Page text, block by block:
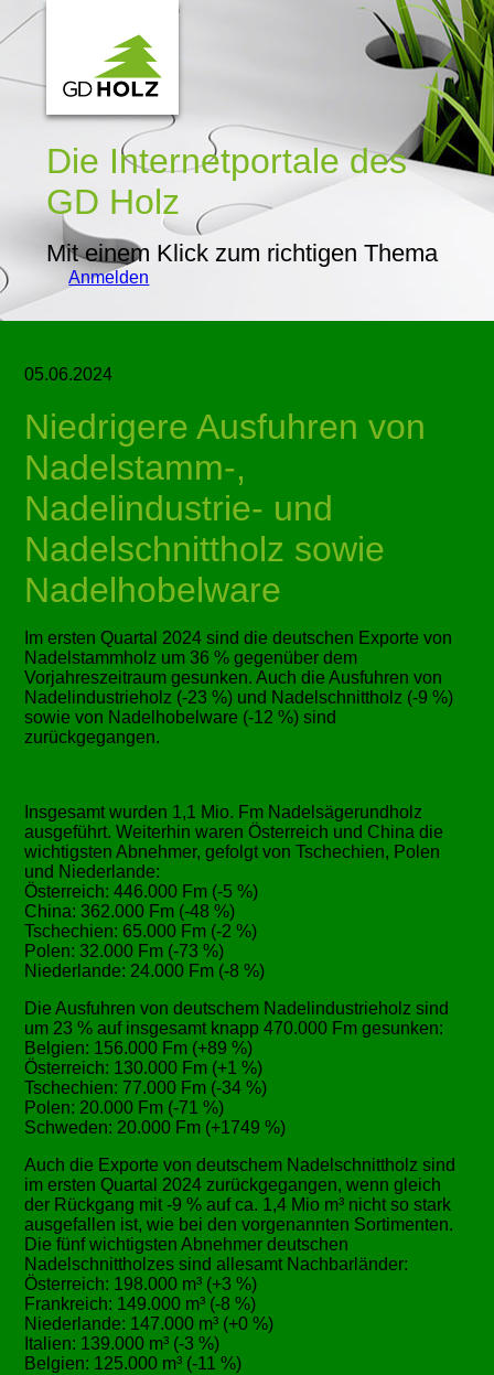
Die Internetportaledes
GD Holz
Mit einem Klick zum richtigen Thema
Anmelden
05.06.2024
Niedrigere Ausfuhren von
Nadelstamm-,
Nadelindustrie- und
Nadelschnittholz sowie
Nadelhobelware
Im ersten Quartal 2024 sind die deutschen Exporte von
Nadelstammholz um 36 % gegenüber dem
Vorjahreszeitraum gesunken. Auch die Ausfuhren von
Nadelindustrieholz (-23 %) und Nadelschnittholz (-9 %)
sowie von Nadelhobelware (-12 %) sind
zurückgegangen.
Insgesamt wurden 1,1 Mio. Fm Nadelsägerundholz
ausgeführt. Weiterhin waren Österreich und China die
wichtigsten Abnehmer, gefolgt von Tschechien, Polen
und Niederlande:
Österreich: 446.000 Fm (-5 %)
China: 362.000 Fm (-48 %)
Tschechien: 65.000 Fm (-2 %)
Polen: 32.000 Fm (-73 %)
Niederlande: 24.000 Fm (-8 %)
Die Ausfuhren von deutschem Nadelindustrieholz sind
um 23 % auf insgesamt knapp 470.000 Fm gesunken:
Belgien: 156.000 Fm (+89 %)
Österreich: 130.000 Fm (+1 %)
Tschechien: 77.000 Fm (-34 %)
Polen: 20.000 Fm (-71 %)
Schweden: 20.000 Fm (+1749 %)
Auch die Exporte von deutschem Nadelschnittholz sind
im ersten Quartal 2024 zurückgegangen, wenn gleich
der Rückgang mit -9 % auf ca. 1,4 Mio m³ nicht so stark
ausgefallen ist, wie bei den vorgenannten Sortimenten.
Die fünf wichtigsten Abnehmer deutschen
Nadelschnittholzes sind allesamt Nachbarländer:
Österreich: 198.000 m³ (+3 %)
Frankreich: 149.000 m³ (-8 %)
Niederlande: 147.000 m³ (+0 %)
Italien: 139.000 m³ (-3 %)
Belgien: 125.000 m³ (-11 %)